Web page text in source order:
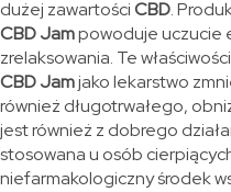
dużej zawartościCBD.
CBD Jampowoduje uczucie
zrelaksowania. Te
CBD Jamjako lekarstwo
również długotrwałego,
jest również z dobrego
stosowana u osób
niefarmakologiczny środek